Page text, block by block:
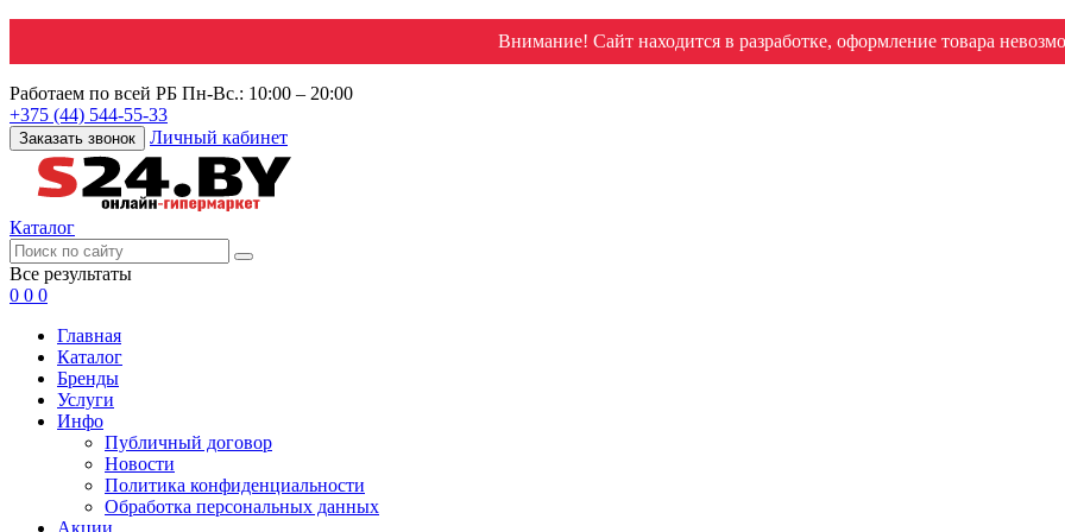
Внимание! Сайт находится в разработке, оформление товара
Работаем по всей РБ Пн-Вс.: 10:00 – 20:00
+375 (44) 544-55-33
Заказать звонок Личный кабинет
Каталог
Все результаты
0 0 0
Главная
Каталог
Бренды
Услуги
Инфо
Публичный договор
Новости
Политика конфиденциальности
Обработка персональных данных
Акции